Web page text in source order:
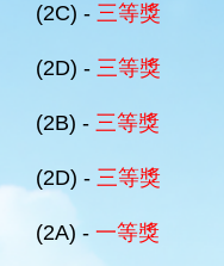
(2C) - 三等獎
(2D) - 三等獎
(2B) - 三等獎
(2D) - 三等獎
(2A) - 一等獎